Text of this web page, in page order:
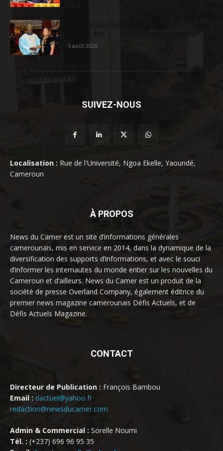
5 août 2026
SUIVEZ-NOUS
Localisation : Rue de l'Université, Ngoa Ekelle, Yaoundé,
Cameroun
À PROPOS
News du Camer est un site d’informations générales
camerounais, mis en service en 2014, dans la dynamique de la
diversification des supports d’informations, et avec le souci
d’informer les internautes du monde entier sur les nouvelles du
Cameroun et d’ailleurs. News du Camer est un produit de la
société de presse Overland Company, également éditrice du
premier news magazine camerounais Défis Actuels, et de
Défis Actuels Magazine.
CONTACT
Directeur de Publication : François Bambou
Email : dactuel@yahoo.fr
redaction@newsducamer.com
Admin & Commercial : Sorelle Noumi
Tél. : (+237) 696 96 95 35